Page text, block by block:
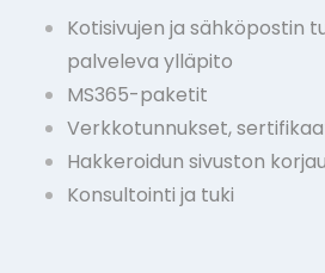
Kotisivujen ja sähköpostin
palveleva ylläpito
MS365-paketit
Verkkotunnukset,
Hakkeroidun sivuston
Konsultointi ja tuki